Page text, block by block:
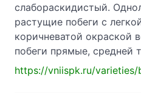
слабораскидистый.
растущие побеги с
коричневатой окраской
побеги прямые, средней
https://vniispk.ru/varieties/